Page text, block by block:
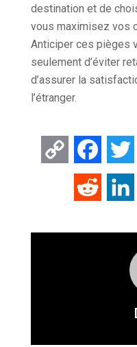
destination et de
vous maximisez vos
Anticiper ces pièges
seulement d’éviter
d’assurer la
l’étranger.
Copy
Link
Reddit